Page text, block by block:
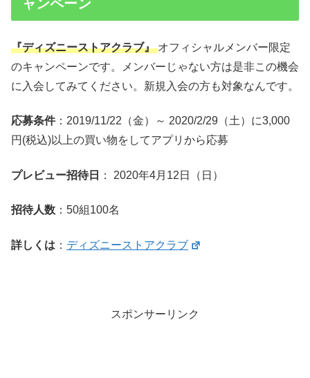
ャンペーン
『ディズニーストアクラブ』 オフィシャルメンバー限定
のキャンペーンです。メンバーじゃない方は是非この機会
に入会してみてください。新規入会の方も対象なんです。
応募条件：2019/11/22（金）～ 2020/2/29（土）に3,000
円(税込)以上の買い物をしてアプリから応募
プレビュー招待日 ： 2020年4月12日（日）
招待人数 ：50組100名
詳しくは ： ディズニーストアクラブ
スポンサーリンク